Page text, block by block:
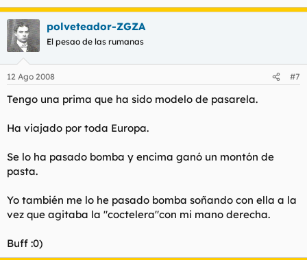
polveteador-ZGZA
El pesao de las rumanas
12 Ago 2008 #7
Tengo una prima que ha sido modelo de pasarela.
Ha viajado por toda Europa.
Se lo ha pasado bomba y encima ganó un montón de
pasta.
Yo también me lo he pasado bomba soñando con ella a la
vez que agitaba la "coctelera"con mi mano derecha.
Buff :0)